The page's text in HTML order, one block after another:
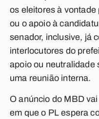
os eleitores à
ou o apoio à
senador, inclusive, já
interlocutores do
apoio ou neutralidade
uma reunião interna.
O anúncio do MBD
em que o PL espera